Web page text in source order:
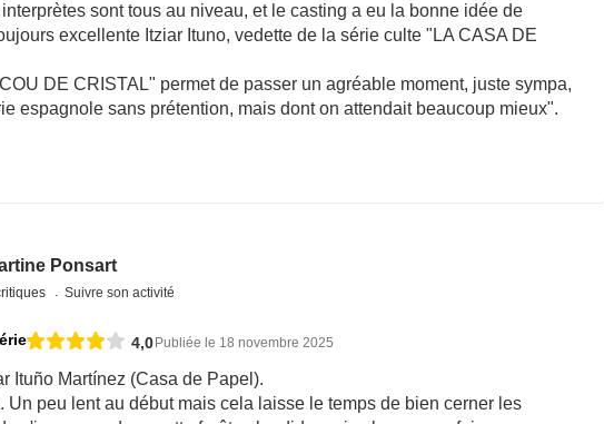
sont tous au niveau, et le casting a eu la bonne idée de
excellente Itziar Ituno, vedette de la série culte "LA CASA DE
DE CRISTAL" permet de passer un agréable moment, juste sympa,
espagnole sans prétention, mais dont on attendait beaucoup mieux".
Ponsart
Suivre son activité
4,0Publiée le 18 novembre 2025
Ituño Martínez (Casa de Papel).
Un peu lent au début mais cela laisse le temps de bien cerner les